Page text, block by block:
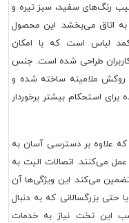
رنگ‌های سفید، سبز تیره و
اتاق می‌بخشد. این محصول
لباس است که با امکان
طراحی شده است. جنس
با ضخامت 32 میلی‌متر و روکش ملامینه ساخته شده و
طراحی‌شده برای استحکام بیشتر برخوردار
که علاوه بر دسترسی آسان به
می‌کنند. اتصالات الیت به
می‌کند. این ویژگی‌ها آن
حتی بزرگسالانی که به دنبال
این تخت نیاز به خدمات